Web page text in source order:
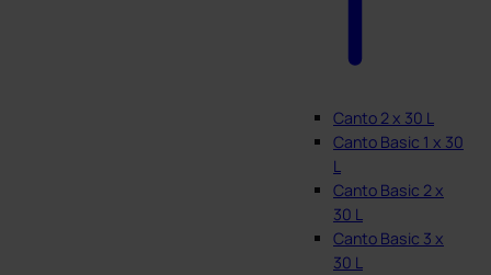
Canto 2 x 30 L
Canto Basic 1 x 30
L
Canto Basic 2 x
30 L
Canto Basic 3 x
30 L